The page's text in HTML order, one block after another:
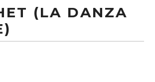
(LA DANZA